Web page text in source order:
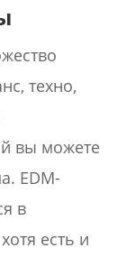
техно,
вы можете
EDM-
в
есть и